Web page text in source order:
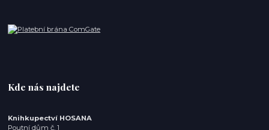
Kde nás najdete
Knihkupectví HOSANA
Poutní dům č. 1